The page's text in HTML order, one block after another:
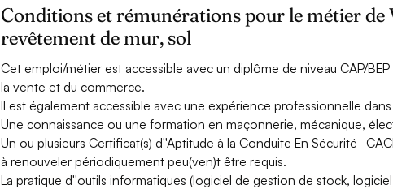
Conditions et rémunérations pour le métier de
revêtement de mur, sol
Cet emploi/métier est accessible avec un diplôme de niveau CAP/
la vente et du commerce.
Il est également accessible avec une expérience professionnelle
Une connaissance ou une formation en maçonnerie, mécanique,
Un ou plusieurs Certificat(s) d''Aptitude à la Conduite En Sécurité -
à renouveler périodiquement peu(ven)t être requis.
La pratique d''outils informatiques (logiciel de gestion de stock,